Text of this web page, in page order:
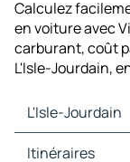
Calculez
en voiture avec
carburant, coût
L'Isle-Jourdain,
L'Isle-Jourdain
L'Isle-Jourdain
Itinéraires